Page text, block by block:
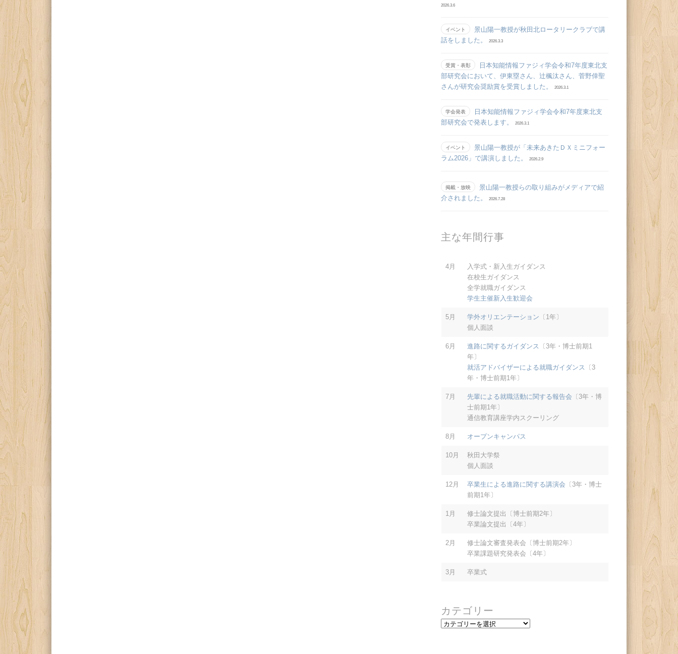
2026.3.6
イベント
景山陽一教授が秋田北ロータリークラブで講
話をしました。
2026.3.3
受賞・表彰
日本知能情報ファジィ学会令和7年度東北支
部研究会において、伊東塁さん、辻󠄀楓汰さん、菅野倖聖
さんが研究会奨励賞を受賞しました。
2026.3.1
学会発表
日本知能情報ファジィ学会令和7年度東北支
部研究会で発表します。
2026.3.1
イベント
景山陽一教授が「未来あきたＤＸミニフォー
ラム2026」で講演しました。
2026.2.9
掲載・放映
景山陽一教授らの取り組みがメディアで紹
介されました。
2026.7.28
主な年間行事
4月
入学式・新入生ガイダンス
在校生ガイダンス
全学就職ガイダンス
学生主催新入生歓迎会
5月 学外オリエンテーション 〔1年〕
個人面談
6月 進路に関するガイダンス
〔3年・博士前期1
年〕
就活アドバイザーによる就職ガイダンス
〔3
年・博士前期1年〕
7月 先輩による就職活動に関する報告会 〔3年・博
士前期1年〕
通信教育講座学内スクーリング
8月 オープンキャンパス
10月
秋田大学祭
個人面談
12月 卒業生による進路に関する講演会 〔3年・博士
前期1年〕
1月
修士論文提出〔博士前期2年〕
卒業論文提出〔4年〕
2月
修士論文審査発表会〔博士前期2年〕
卒業課題研究発表会〔4年〕
3月 卒業式
カテゴリー
カ